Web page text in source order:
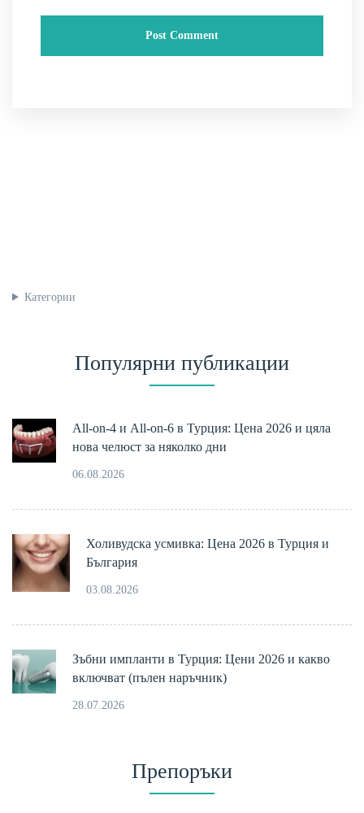
Категории
Популярни публикации
All-on-4 и All-on-6 в Турция: Цена 2026 и цяла
нова челюст за няколко дни
06.08.2026
Холивудска усмивка: Цена 2026 в Турция и
България
03.08.2026
Зъбни импланти в Турция: Цени 2026 и какво
включват (пълен наръчник)
28.07.2026
Препоръки